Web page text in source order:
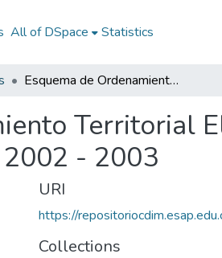
All of DSpace Statistics
Esquema de Ordenamiento Territorial El Cocuy Boyacá 2002 - 2003: EOT El Cocuy Boyacá 2002 - 2003
Territorial
2002 - 2003
URI
https://
Collections